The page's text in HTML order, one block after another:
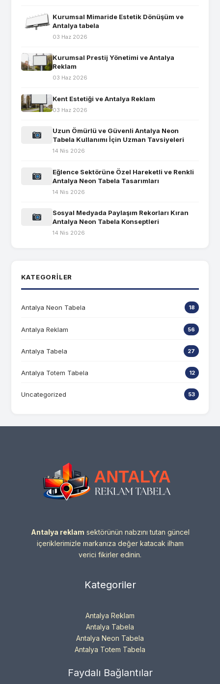
Kurumsal Mimaride Estetik Dönüşüm ve
Antalya tabela
03 Haz 2026
Kurumsal Prestij Yönetimi ve Antalya
Reklam
03 Haz 2026
Kent Estetiği ve Antalya Reklam
03 Haz 2026
Uzun Ömürlü ve Güvenli Antalya Neon
Tabela Kullanımı İçin Uzman Tavsiyeleri
14 Nis 2026
Eğlence Sektörüne Özel Hareketli ve Renkli
Antalya Neon Tabela Tasarımları
14 Nis 2026
Sosyal Medyada Paylaşım Rekorları Kıran
Antalya Neon Tabela Konseptleri
14 Nis 2026
KATEGORILER
Antalya Neon Tabela 18
Antalya Reklam 56
Antalya Tabela 27
Antalya Totem Tabela 12
Uncategorized 53
Antalya reklam sektörünün nabzını tutan güncel
içeriklerimizle markanıza değer katacak ilham
verici fikirler edinin.
Kategoriler
Antalya Reklam
Antalya Tabela
Antalya Neon Tabela
Antalya Totem Tabela
Faydalı Bağlantılar